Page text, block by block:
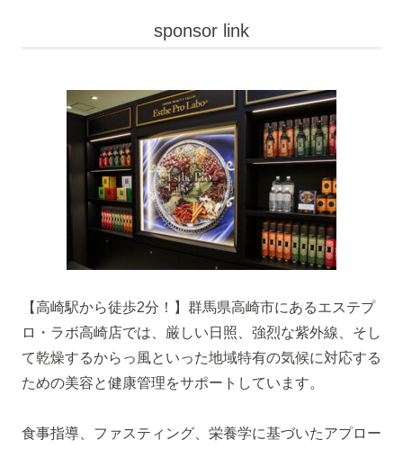
sponsor link
【高崎駅から徒歩2分！】群馬県高崎市にあるエステプ
ロ・ラボ高崎店では、厳しい日照、強烈な紫外線、そし
て乾燥するからっ風といった地域特有の気候に対応する
ための美容と健康管理をサポートしています。
食事指導、ファスティング、栄養学に基づいたアプロー